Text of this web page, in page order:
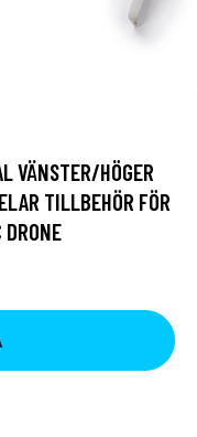
VÄNSTER/HÖGER
TILLBEHÖR FÖR